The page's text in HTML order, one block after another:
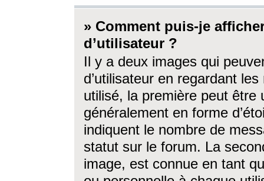
» Comment puis-je
d’utilisateur ?
Il y a deux images qui
d’utilisateur en regardant
utilisé, la première peut être
généralement en forme
indiquent le nombre de
statut sur le forum. La
image, est connue en tant